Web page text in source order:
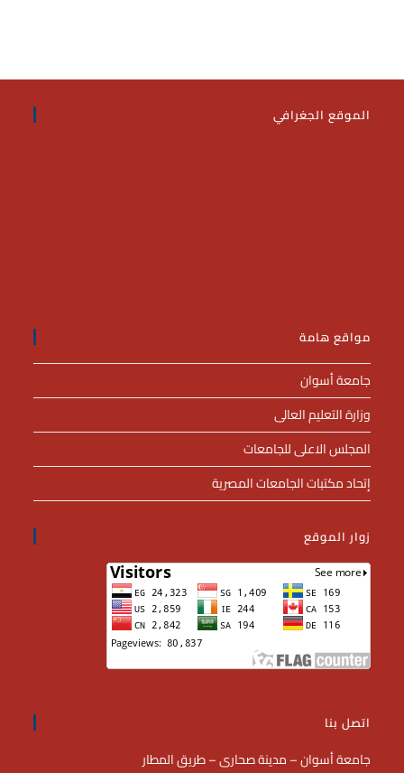
الموقع الجغرافي
مواقع هامة
جامعة أسوان
وزارة التعليم العالى
المجلس الاعلى للجامعات
إتحاد مكتبات الجامعات المصرية
زوار الموقع
اتصل بنا
جامعة أسوان – مدينة صحارى – طريق المطار